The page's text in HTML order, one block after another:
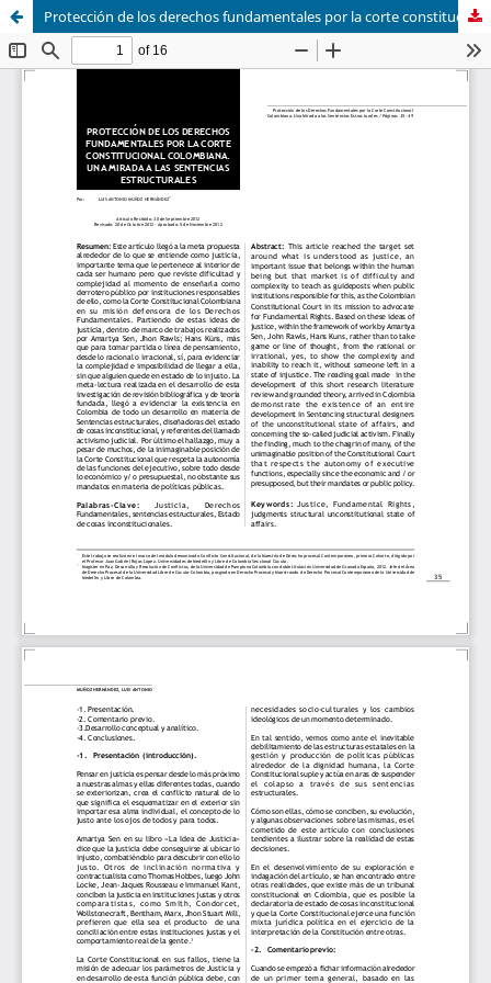
Protección de los derechos fundamentales por la corte constitucional colombiana. una mirada a las sentencias estructurales